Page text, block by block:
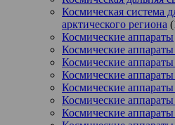
Космическая система
арктического региона
Космические аппараты
Космические
Космические
Космические
Космические
Космические
Космические